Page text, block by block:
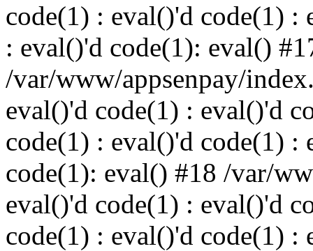
code(1) : eval()'d code(1) :
: eval()'d code(1): eval()
/var/www/appsenpay/
eval()'d code(1) : eval()'d
code(1) : eval()'d code(1) :
code(1): eval() #18 /var/
eval()'d code(1) : eval()'d
code(1) : eval()'d code(1) :